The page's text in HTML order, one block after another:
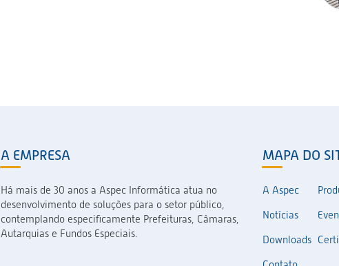
A EMPRESA
Há mais de 30 anos a Aspec Informática atua no
desenvolvimento de soluções para o setor público,
contemplando especificamente Prefeituras, Câmaras,
Autarquias e Fundos Especiais.
MAPA DO
A Aspec
Notícias
Downloads